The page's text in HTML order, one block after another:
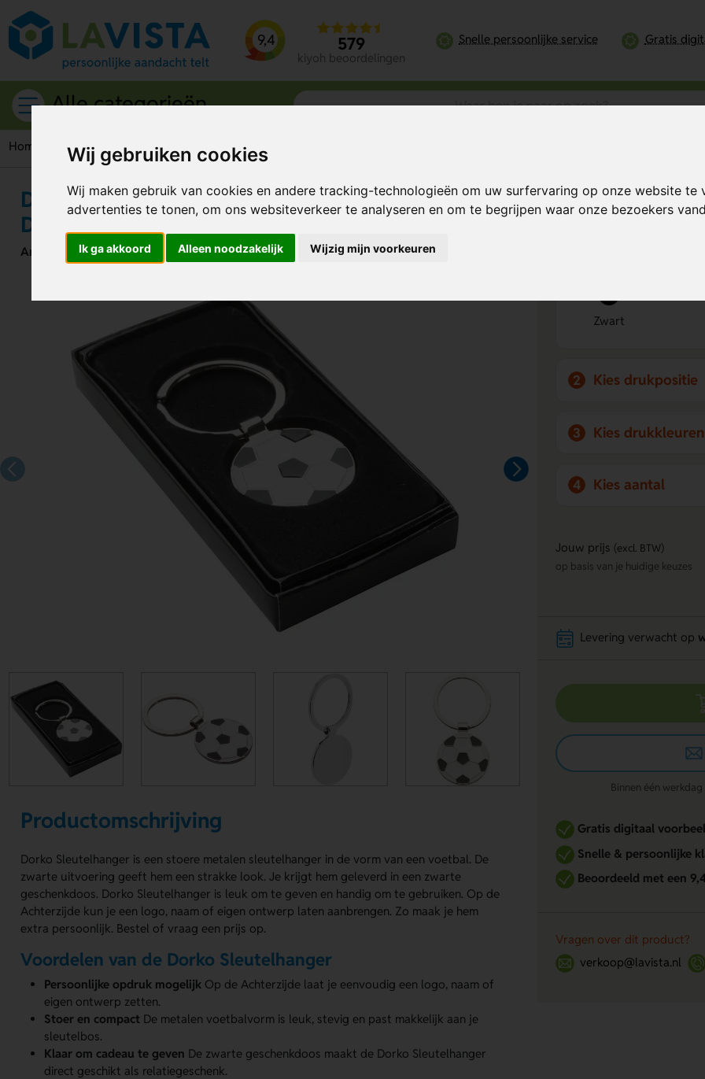
Wij gebruiken cookies
Wij maken gebruik van cookies en andere tracking-technologieën om uw surfervaring op onze website te
advertenties te tonen, om ons websiteverkeer te analyseren en om te begrijpen waar onze bezoekers
Ik ga akkoord Alleen noodzakelijk Wijzig mijn voorkeuren
9,4 579
kiyoh beoordelingen
Snelle persoonlijke service Gratis
Alle categorieën
Home Giveaways Sleutelhangers Metalen sleutelhangers
Dorko Metalen Sleutelhanger – Stijlvol en
Duurzaam
Artikelnummer:206271
Productomschrijving
Dorko Sleutelhanger is een stoere metalen sleutelhanger in de vorm van een voetbal. De
zwarte uitvoering geeft hem een strakke look. Je krijgt hem geleverd in een zwarte
geschenkdoos. Dorko Sleutelhanger is leuk om te geven en handig om te gebruiken. Op de
Achterzijde kun je een logo, naam of eigen ontwerp laten aanbrengen. Zo maak je hem
extra persoonlijk. Bestel of vraag een prijs op.
Voordelen van de Dorko Sleutelhanger
Persoonlijke opdruk mogelijk Op de Achterzijde laat je eenvoudig een logo, naam of
eigen ontwerp zetten.
Stoer en compact De metalen voetbalvorm is leuk, stevig en past makkelijk aan je
sleutelbos.
Klaar om cadeau te geven De zwarte geschenkdoos maakt de Dorko Sleutelhanger
direct geschikt als relatiegeschenk.
Bereken mijn
Zwart
2 Kies drukpositie
3 Kies drukkleuren
4 Kies aantal
Jouw prijs (excl. BTW)
op basis van je huidige keuzes
Levering verwacht op
Binnen één
Gratis digitaal
Snelle & persoonlijke
Beoordeeld met een
Vragen over dit product?
verkoop@lavista.nl